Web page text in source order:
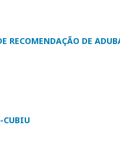
DE
CUBIU